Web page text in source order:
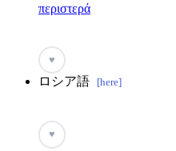
περιστερά
♥
ロシア語 [here]
♥